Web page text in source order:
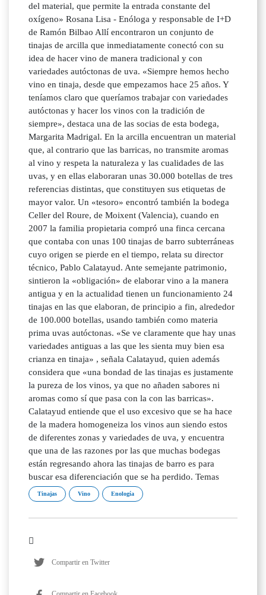
del material, que permite la entrada constante del
oxígeno» Rosana Lisa - Enóloga y responsable de I+D
de Ramón Bilbao Allí encontraron un conjunto de
tinajas de arcilla que inmediatamente conectó con su
idea de hacer vino de manera tradicional y con
variedades autóctonas de uva. «Siempre hemos hecho
vino en tinaja, desde que empezamos hace 25 años. Y
teníamos claro que queríamos trabajar con variedades
autóctonas y hacer los vinos con la tradición de
siempre», destaca una de las socias de esta bodega,
Margarita Madrigal. En la arcilla encuentran un material
que, al contrario que las barricas, no transmite aromas
al vino y respeta la naturaleza y las cualidades de las
uvas, y en ellas elaboraran unas 30.000 botellas de tres
referencias distintas, que constituyen sus etiquetas de
mayor valor. Un «tesoro» encontró también la bodega
Celler del Roure, de Moixent (Valencia), cuando en
2007 la familia propietaria compró una finca cercana
que contaba con unas 100 tinajas de barro subterráneas
cuyo origen se pierde en el tiempo, relata su director
técnico, Pablo Calatayud. Ante semejante patrimonio,
sintieron la «obligación» de elaborar vino a la manera
antigua y en la actualidad tienen un funcionamiento 24
tinajas en las que elaboran, de principio a fin, alrededor
de 100.000 botellas, usando también como materia
prima uvas autóctonas. «Se ve claramente que hay unas
variedades antiguas a las que les sienta muy bien esa
crianza en tinaja» , señala Calatayud, quien además
considera que «una bondad de las tinajas es justamente
la pureza de los vinos, ya que no añaden sabores ni
aromas como sí que pasa con la con las barricas».
Calatayud entiende que el uso excesivo que se ha hace
de la madera homogeneiza los vinos aun siendo estos
de diferentes zonas y variedades de uva, y encuentra
que una de las razones por las que muchas bodegas
están regresando ahora las tinajas de barro es para
buscar esa diferenciación que se ha perdido. Temas
Tinajas Vino Enología
Compartir en Twitter